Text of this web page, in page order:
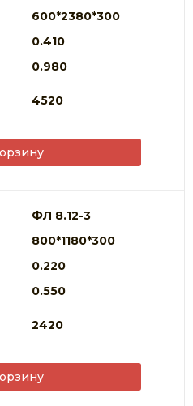
600*2380*300
0.410
0.980
4520
ФЛ 8.12-3
800*1180*300
0.220
0.550
2420